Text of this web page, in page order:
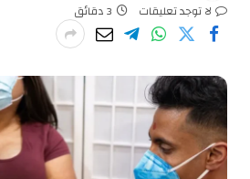
لا توجد تعليقات
3 دقائق